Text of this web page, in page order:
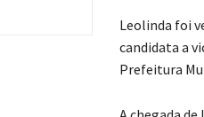
Leolinda foi
candidata a
Prefeitura